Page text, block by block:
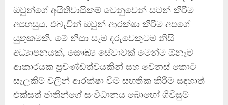
ඔවුන්ගේ අයිතිවාසිකම් වෙනුවෙන් සටන් කිරීම
අපහසුය. එබැවින් ඔවුන් ආරක්ෂා කිරීම අපගේ
යුතුකමකි. මේ නිසා සෑම දරුවෙකුටම නිසි
අධ්‍යාපනයක්, සෞඛ්‍ය සේවාවක් මෙන්ම ඕනෑම
ආකාරයක ප්‍රචණ්ඩත්වයකින් සහ වෙනස් කොට
සැලකීම් වලින් ආරක්ෂා වීම සහතික කිරීම සඳහාත්
එක්සත් ජාතීන්ගේ සංවිධානය බොහෝ ගිවිසුම්